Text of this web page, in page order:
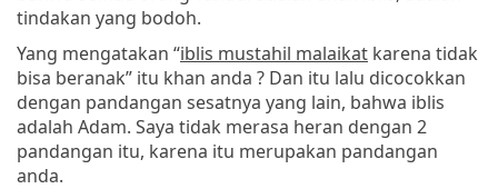
tindakan yang bodoh.
Yang mengatakan “iblis mustahil malaikat karena tidak
bisa beranak” itu khan anda ? Dan itu lalu dicocokkan
dengan pandangan sesatnya yang lain, bahwa iblis
adalah Adam. Saya tidak merasa heran dengan 2
pandangan itu, karena itu merupakan pandangan
anda.